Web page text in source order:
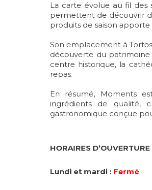
La carte évolue au fil des
permettent de découvrir
produits de saison
Son emplacement à
découverte du
centre historique, la
repas.
En résumé, Moments
ingrédients de qualité,
gastronomique conçue
HORAIRES D’OUVERTURE
Lundi et mardi : Fermé